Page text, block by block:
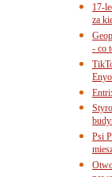
17-
za
- co
Psi